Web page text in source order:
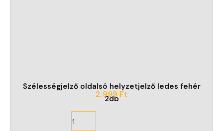
Szélességjelző oldalsó helyzetjelző ledes fehér
2db
2.999 Ft